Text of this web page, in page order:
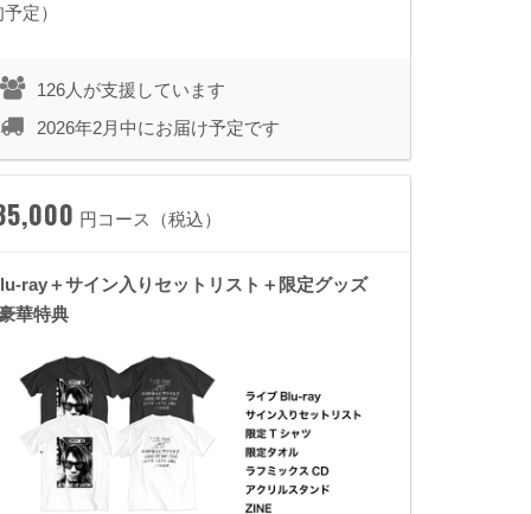
定）
126人が支援しています
2026年2月中にお届け予定です
円コース（税込）
ray＋サイン入りセットリスト＋限定グッズ
華特典